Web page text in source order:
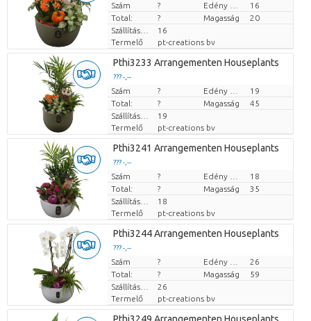
Darabb ár
Szám ?
16
Total:
? Magasság
20
Szállítási magasság
16
Termelő
pt-creations bv
Pthi3233 Arrangementen Houseplants
??? -,--
Darabb ár
Szám ?
19
Total:
? Magasság
45
Szállítási magasság
19
Termelő
pt-creations bv
Pthi3241 Arrangementen Houseplants
??? -,--
Darabb ár
Szám ?
18
Total:
? Magasság
35
Szállítási magasság
18
Termelő
pt-creations bv
Pthi3244 Arrangementen Houseplants
??? -,--
Darabb ár
Szám ?
26
Total:
? Magasság
59
Szállítási magasság
26
Termelő
pt-creations bv